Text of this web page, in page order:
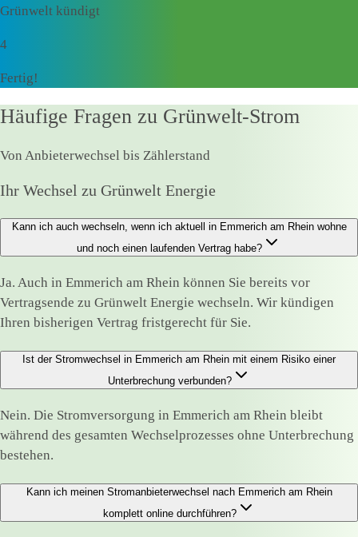
Grünwelt kündigt
4
Fertig!
Häufige Fragen zu Grünwelt-Strom
Von Anbieterwechsel bis Zählerstand
Ihr Wechsel zu Grünwelt Energie
Kann ich auch wechseln, wenn ich aktuell in Emmerich am Rhein wohne
und noch einen laufenden Vertrag habe?
Ja. Auch in Emmerich am Rhein können Sie bereits vor
Vertragsende zu Grünwelt Energie wechseln. Wir kündigen
Ihren bisherigen Vertrag fristgerecht für Sie.
Ist der Stromwechsel in Emmerich am Rhein mit einem Risiko einer
Unterbrechung verbunden?
Nein. Die Stromversorgung in Emmerich am Rhein bleibt
während des gesamten Wechselprozesses ohne Unterbrechung
bestehen.
Kann ich meinen Stromanbieterwechsel nach Emmerich am Rhein
komplett online durchführen?